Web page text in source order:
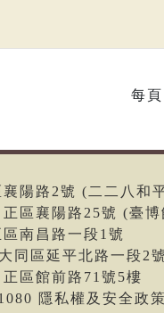
每頁
陽路2號 (二二八和
區襄陽路25號 (臺博
南昌路一段1號
同區延平北路一段2號
區館前路71號5樓
隱私權及安全政